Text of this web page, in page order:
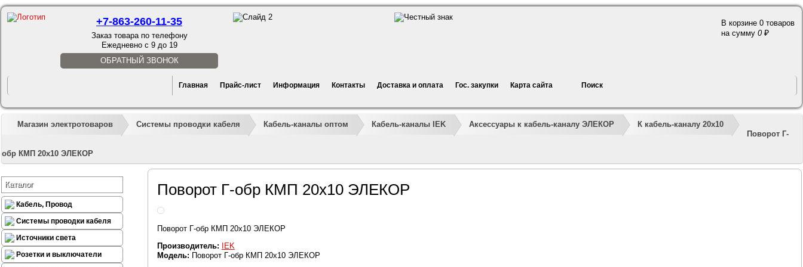
+7-863-260-11-35
Заказ товара по телефону
Ежедневно с 9 до 19
ОБРАТНЫЙ ЗВОНОК
В корзине 0 товаров
на сумму 0
Главная Прайс-лист Информация Контакты Доставка и оплата Гос. закупки Карта сайта Поиск
Магазин электротоваров
»
Системы проводки кабеля Кабель-каналы оптом Кабель-каналы IEK Аксессуары к кабель-каналу ЭЛЕКОР К кабель-каналу 20х10
Поворот Г-
обр КМП 20х10 ЭЛЕКОР
Каталог
Кабель, Провод
Системы проводки кабеля
Источники света
Розетки и выключатели
Поворот Г-обр КМП 20х10 ЭЛЕКОР
Поворот Г-обр КМП 20х10 ЭЛЕКОР
Производитель:
IEK
Модель: Поворот Г-обр КМП 20х10 ЭЛЕКОР